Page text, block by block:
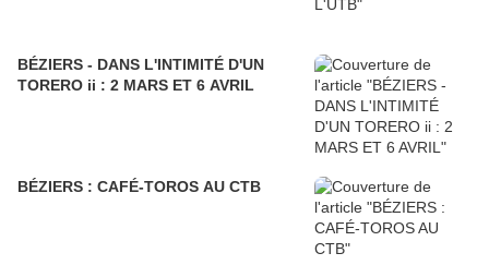
BÉZIERS - DANS L'INTIMITÉ D'UN
TORERO ii : 2 MARS ET 6 AVRIL
BÉZIERS : CAFÉ-TOROS AU CTB